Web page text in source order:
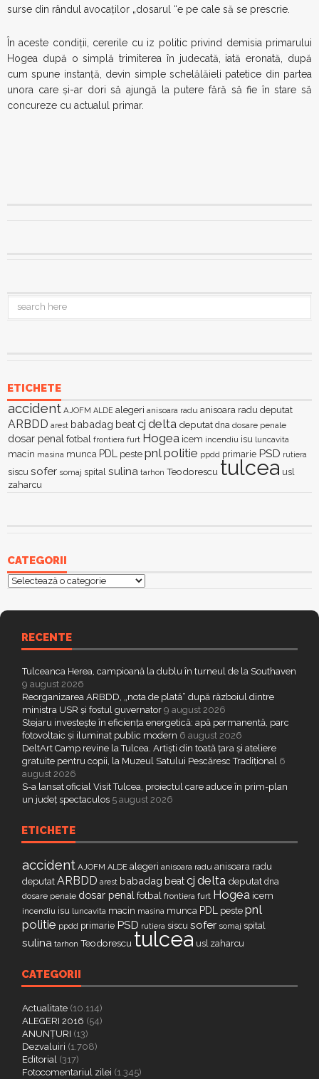
surse din rândul avocaţilor „dosarul “e pe cale să se prescrie.
În aceste condiţii, cererile cu iz politic privind demisia primarului
Hogea după o simplă trimiterea în judecată, iată eronată, după
cum spune instanţă, devin simple schelălăieli patetice din partea
unora care şi-ar dori să ajungă la putere fără să fie în stare să
concureze cu actualul primar.
ETICHETE
accident AJOFM ALDE alegeri anisoara radu anisoara radu deputat
ARBDD arest babadag beatcj delta deputat dna dosare penale
dosar penal fotbal frontiera furt Hogea icem incendiu isu luncavita
macin masina munca PDL peste pnl politie ppdd primarie PSD rutiera
siscu sofer somaj spital sulina tarhon Teodorescu tulcea usl
zaharcu
CATEGORII
Categorii
RECENTE
Tulceanca Herea, campioană la dublu în turneul de la Southaven
9 august 2026
Reorganizarea ARBDD, „nota de plată” după războiul dintre
ministra USR și fostul guvernator 9 august 2026
Stejaru investește în eficiența energetică: apă permanentă, parc
fotovoltaic și iluminat public modern 6 august 2026
DeltArt Camp revine la Tulcea. Artiști din toată țara și ateliere
gratuite pentru copii, la Muzeul Satului Pescăresc Tradițional 6
august 2026
S-a lansat oficial Visit Tulcea, proiectul care aduce în prim-plan
un județ spectaculos 5 august 2026
ETICHETE
accident AJOFM ALDE alegeri anisoara radu anisoara radu
deputat ARBDD arest babadag beatcj delta deputat dna
dosare penale dosar penal fotbal frontiera furt Hogea icem
incendiu isu luncavita macin masina munca PDL peste pnl
politie ppdd primarie PSD rutiera siscu sofer somaj spital
sulina tarhon Teodorescu tulcea usl zaharcu
CATEGORII
Actualitate (10.114)
ALEGERI 2016 (54)
ANUNȚURI (13)
Dezvaluiri (1.708)
Editorial (317)
Fotocomentariul zilei (1.345)